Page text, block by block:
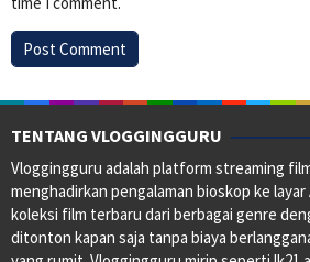
TENTANG VLOGGINGGURU
Vloggingguru adalah platform streaming
menghadirkan pengalaman bioskop ke layar
koleksi film terbaru dari berbagai genre
ditonton kapan saja tanpa biaya